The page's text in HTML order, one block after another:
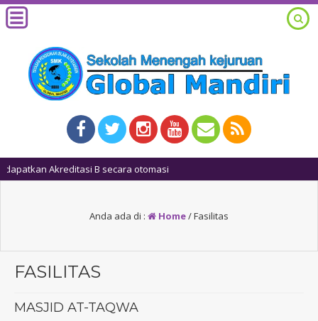
Anda ada di : Home/Fasilitas
FASILITAS
MASJID AT-TAQWA